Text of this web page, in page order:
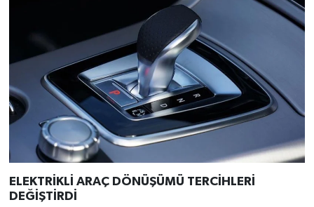
ELEKTRİKLİ ARAÇ DÖNÜŞÜMÜ TERCİHLERİ
DEĞİŞTİRDİ